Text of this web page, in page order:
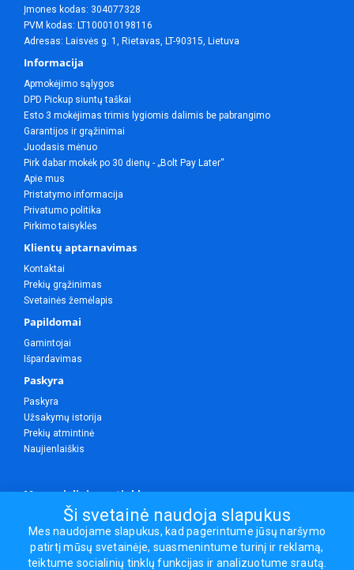
Įmones kodas: 304077328
PVM kodas: LT100010198116
Adresas: Laisvės g. 1, Rietavas, LT-90315, Lietuva
Informacija
Apmokėjimo sąlygos
DPD Pickup siuntų taškai
Esto 3 mokėjimas trimis lygiomis dalimis be pabrangimo
Garantijos ir grąžinimai
Juodasis mėnuo
Pirk dabar mokėk po 30 dienų - „Bolt Pay Later“
Apie mus
Pristatymo informacija
Privatumo politika
Pirkimo taisyklės
Klientų aptarnavimas
Kontaktai
Prekių grąžinimas
Svetainės žemėlapis
Papildomai
Gamintojai
Išpardavimas
Paskyra
Paskyra
Užsakymų istorija
Prekių atmintinė
Naujienlaiškis
Mes socialiniuose tinkluose
Visos teisės saugomos.
Ši svetainė naudoja slapukus
Mes naudojame slapukus, kad pagerintume jūsų naršymo
patirtį mūsų svetainėje, suasmenintume turinį ir reklamą,
teiktume socialinių tinklų funkcijas ir analizuotume srautą.